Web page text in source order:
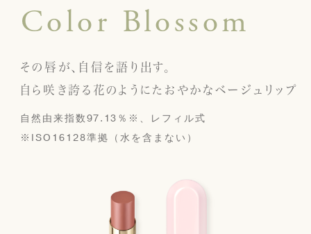
Color Blossom
その唇が、自信を語り出す。
自ら咲き誇る花のようにたおやかなベージュリップ
自然由来指数97.13％※、レフィル式
※ISO16128準拠（水を含まない）